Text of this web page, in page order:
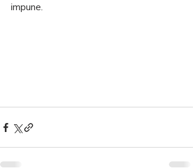
impune.